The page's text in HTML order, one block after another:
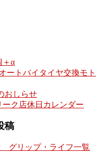
＋α
おしらせ
稿
グリップ・ライフ一覧